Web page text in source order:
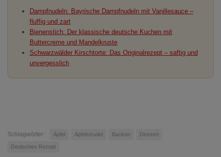
Dampfnudeln: Bayrische Dampfnudeln mit Vanillesauce –
fluffig und zart
Bienenstich: Der klassische deutsche Kuchen mit
Buttercreme und Mandelkruste
Schwarzwälder Kirschtorte: Das Originalrezept – saftig und
unvergesslich
Schlagwörter: Äpfel Apfelstrudel Backen Dessert
Deutsches Rezept